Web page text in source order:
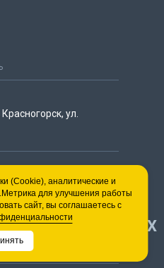
ул.
55-25
до 18:00
03-35
до 18:00 НАВЕРХ
(Cookie), аналитические и
для улучшения работы
сайт, вы соглашаетесь с